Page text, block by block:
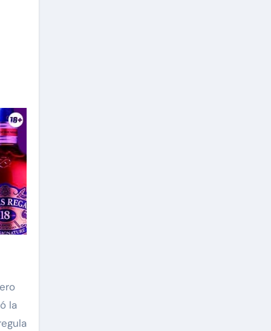
la